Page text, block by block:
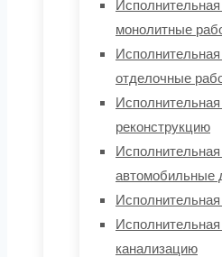
монолитные
отделочные
реконструкцию
автомобильные
канализацию